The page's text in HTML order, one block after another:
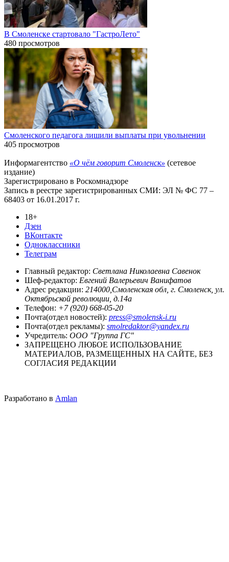
В Смоленске стартовало "ГастроЛето"
480 просмотров
Смоленского педагога лишили выплаты при увольнении
405 просмотров
Информагентство «О чём говорит Смоленск» (сетевое
издание)
Зарегистрировано в Роскомнадзоре
Запись в реестре зарегистрированных СМИ: ЭЛ № ФС 77 –
68403 от 16.01.2017 г.
18+
Дзен
ВКонтакте
Одноклассники
Телеграм
Главный редактор: Светлана Николаевна Савенок
Шеф-редактор: Евгений Валерьевич Ванифатов
Адрес редакции: 214000,Смоленская обл, г. Смоленск, ул.
Октябрьской революции, д.14а
Телефон: +7 (920) 668-05-20
Почта(отдел новостей): press@smolensk-i.ru
Почта(отдел рекламы): smolredaktor@yandex.ru
Учредитель: ООО "Группа ГС"
ЗАПРЕЩЕНО ЛЮБОЕ ИСПОЛЬЗОВАНИЕ
МАТЕРИАЛОВ, РАЗМЕЩЕННЫХ НА САЙТЕ, БЕЗ
СОГЛАСИЯ РЕДАКЦИИ
Разработано в Amlan